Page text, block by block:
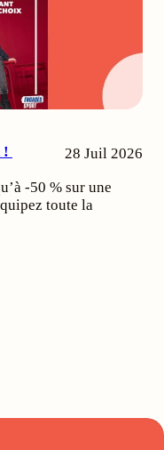
! 28 Juil 2026
-50 % sur une
toute la